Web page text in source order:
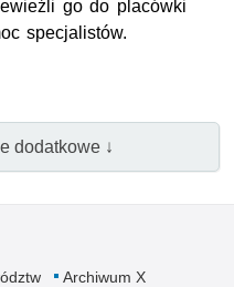
go do placówki
specjalistów.
dodatkowe ↓
Archiwum X